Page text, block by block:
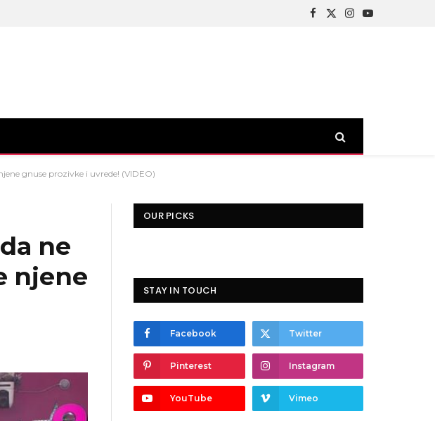
Facebook
X
Instagram
YouTube
gnuse prozivke i uvrede! (VIDEO)
ne
njene
OUR PICKS
STAY IN TOUCH
Facebook Twitter
Pinterest Instagram
YouTube Vimeo